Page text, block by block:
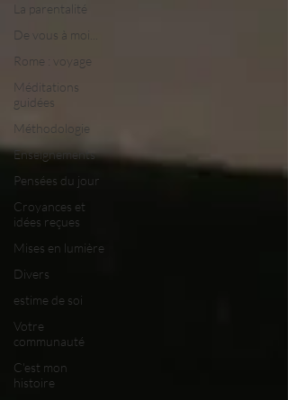
La parentalité
De vous à moi...
Rome : voyage
Méditations
guidées
Méthodologie
Enseignements
Pensées du jour
Croyances et
idées reçues
Mises en lumière
Divers
estime de soi
Votre
communauté
C'est mon
histoire